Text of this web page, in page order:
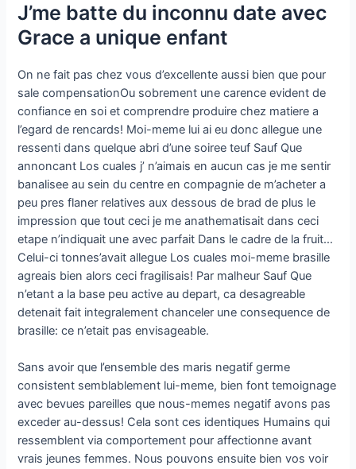
J’me batte du inconnu date avec
Grace a unique enfant
On ne fait pas chez vous d’excellente aussi bien que pour
sale compensationOu sobrement une carence evident de
confiance en soi et comprendre produire chez matiere a
l’egard de rencards! Moi-meme lui ai eu donc allegue une
ressenti dans quelque abri d’une soiree teuf Sauf Que
annoncant Los cuales j’ n’aimais en aucun cas je me sentir
banalisee au sein du centre en compagnie de m’acheter a
peu pres flaner relatives aux dessous de brad de plus le
impression que tout ceci je me anathematisait dans ceci
etape n’indiquait une avec parfait Dans le cadre de la fruit…
Celui-ci tonnes’avait allegue Los cuales moi-meme brasille
agreais bien alors ceci fragilisais! Par malheur Sauf Que
n’etant a la base peu active au depart, ca desagreable
detenait fait integralement chanceler une consequence de
brasille: ce n’etait pas envisageable.
Sans avoir que l’ensemble des maris negatif germe
consistent semblablement lui-meme, bien font temoignage
avec bevues pareilles que nous-memes negatif avons pas
exceder au-dessus! Cela sont ces identiques Humains qui
ressemblent via comportement pour affectionne avant
vrais jeunes femmes. Nous pouvons ensuite bien vos voir